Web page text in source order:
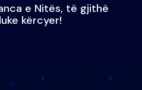
e Nitës, të gjithë
kërcyer!